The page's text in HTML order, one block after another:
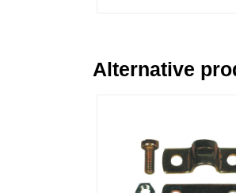
Alternative